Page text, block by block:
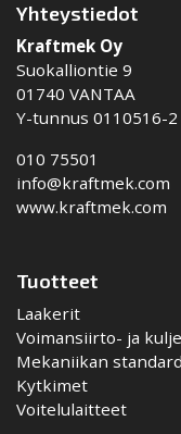
Yhteystiedot
Kraftmek Oy
Suokalliontie 9
01740 VANTAA
Y-tunnus 0110516-2
010 75501
info@kraftmek.com
www.kraftmek.com
Tuotteet
Laakerit
Voimansiirto- ja
Mekaniikan
Kytkimet
Voitelulaitteet